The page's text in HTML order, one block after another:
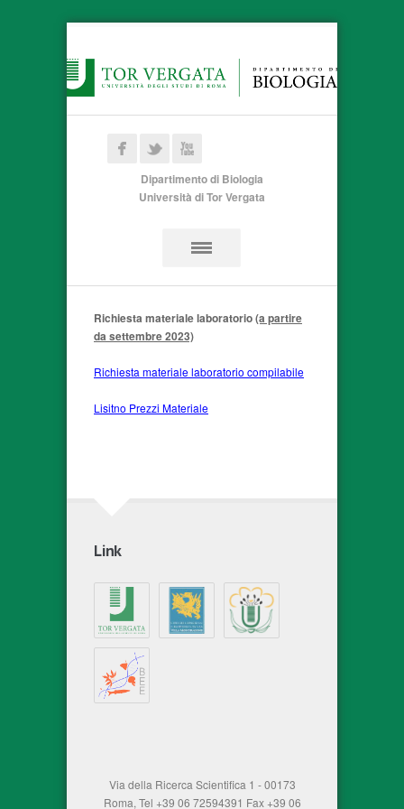
Dipartimento di Biologia
Università di Tor Vergata
Richiesta materiale laboratorio(a partire
da settembre 2023)
Richiesta materiale laboratorio compilabile
Lisitno Prezzi Materiale
Link
Via della Ricerca Scientifica 1 - 00173
Roma, Tel +39 06 72594391 Fax +39 06